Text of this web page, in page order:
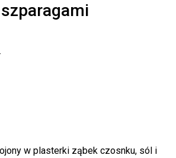
w plasterki ząbek czosnku, sól i